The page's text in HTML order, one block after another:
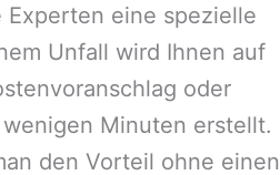
eine spezielle
Unfall wird Ihnen auf
oder
Minuten erstellt.
den Vorteil ohne einen